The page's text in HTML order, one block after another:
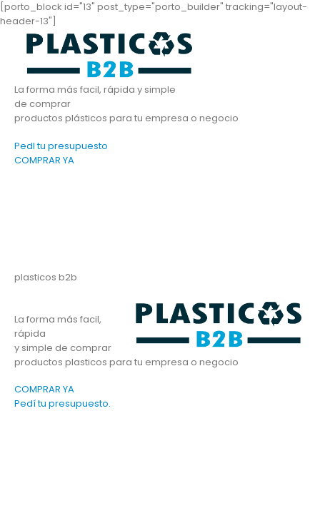
[porto_block id="13" post_type="porto_builder" tracking="layout-
header-13"]
La forma más facil, rápida y simple
de comprar
productos plásticos para tu empresa o negocio
PedI tu presupuesto
COMPRAR YA
plasticos b2b
La forma más facil,
rápida
y simple de comprar
productos plasticos para tu empresa o negocio
COMPRAR YA
Pedí tu presupuesto.